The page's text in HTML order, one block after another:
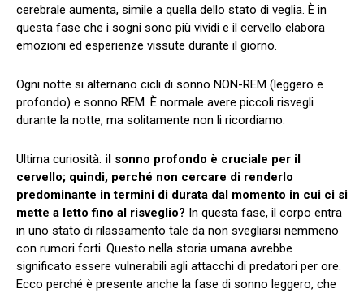
cerebrale aumenta, simile a quella dello stato di veglia. È in
questa fase che i sogni sono più vividi e il cervello elabora
emozioni ed esperienze vissute durante il giorno.
Ogni notte si alternano cicli di sonno NON-REM (leggero e
profondo) e sonno REM. È normale avere piccoli risvegli
durante la notte, ma solitamente non li ricordiamo.
Ultima curiosità: il sonno profondo è cruciale per il
cervello; quindi, perché non cercare di renderlo
predominante in termini di durata dal momento in cui ci si
mette a letto fino al risveglio? In questa fase, il corpo entra
in uno stato di rilassamento tale da non svegliarsi nemmeno
con rumori forti. Questo nella storia umana avrebbe
significato essere vulnerabili agli attacchi di predatori per ore.
Ecco perché è presente anche la fase di sonno leggero, che